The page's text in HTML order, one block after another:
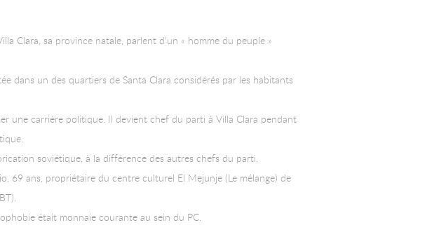
Clara, sa province natale, parlent d’un « homme du peuple »
dans un des quartiers de Santa Clara considérés par les habitants
une carrière politique. Il devient chef du parti à Villa Clara pendant
soviétique, à la différence des autres chefs du parti.
69 ans, propriétaire du centre culturel El Mejunje (Le mélange) de
était monnaie courante au sein du PC.